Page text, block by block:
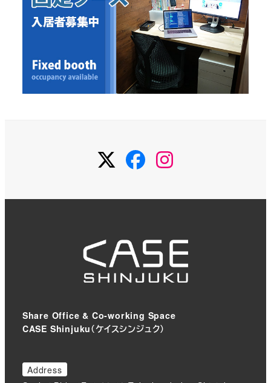
TwitterFacebook
Share Office & Co-working Space
CASE Shinjuku（ケイスシンジュク）
Address